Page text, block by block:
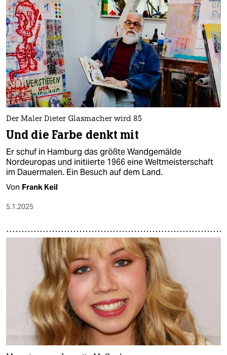
epaper login
Der Maler Dieter Glasmacher wird 85
Und die Farbe denkt mit
Er schuf in Hamburg das größte Wandgemälde
Nordeuropas und initiierte 1966 eine Weltmeisterschaft
im Dauermalen. Ein Besuch auf dem Land.
Von Frank Keil
5.1.2025